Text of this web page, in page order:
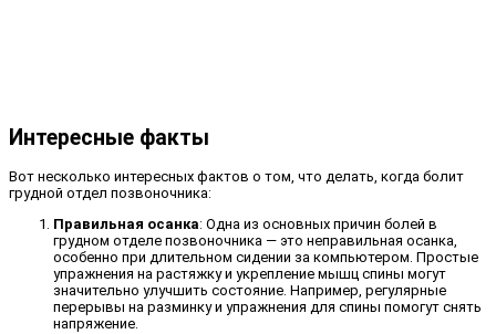
Интересные факты
Вот несколько интересных фактов о том, что делать, когда болит
грудной отдел позвоночника:
Правильная осанка: Одна из основных причин болей в
грудном отделе позвоночника — это неправильная осанка,
особенно при длительном сидении за компьютером. Простые
упражнения на растяжку и укрепление мышц спины могут
значительно улучшить состояние. Например, регулярные
перерывы на разминку и упражнения для спины помогут снять
напряжение.